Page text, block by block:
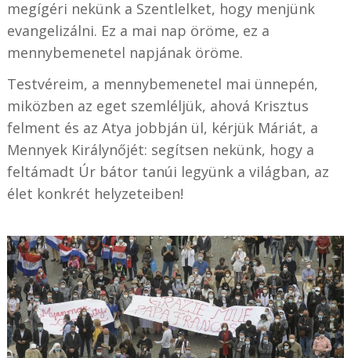
megígéri nekünk a Szentlelket, hogy menjünk
evangelizálni. Ez a mai nap öröme, ez a
mennybemenetel napjának öröme.
Testvéreim, a mennybemenetel mai ünnepén,
miközben az eget szemléljük, ahová Krisztus
felment és az Atya jobbján ül, kérjük Máriát, a
Mennyek Királynőjét: segítsen nekünk, hogy a
feltámadt Úr bátor tanúi legyünk a világban, az
élet konkrét helyzeteiben!